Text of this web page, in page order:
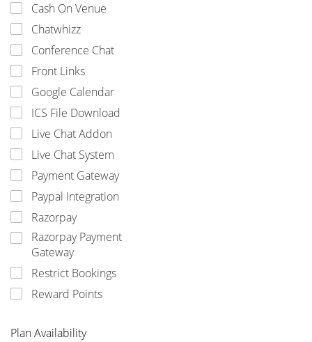
Cash On Venue
Chatwhizz
Conference Chat
Front Links
Google Calendar
ICS File Download
Live Chat Addon
Live Chat System
Payment Gateway
Paypal Integration
Razorpay
Razorpay Payment
Gateway
Restrict Bookings
Reward Points
Plan Availability